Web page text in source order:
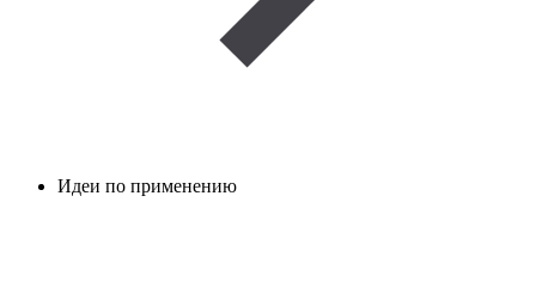
Идеи по применению